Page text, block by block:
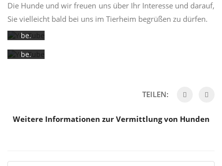
Die Hunde und wir freuen uns über Ihr Interesse und darauf,
Sie vielleicht bald bei uns im Tierheim begrüßen zu dürfen.
rkläru
ng von
be.
erfahr
YouTub
Datens
chutze
ng von
be.
entsper
TEILEN:
Weitere Informationen zur Vermittlung von Hunden